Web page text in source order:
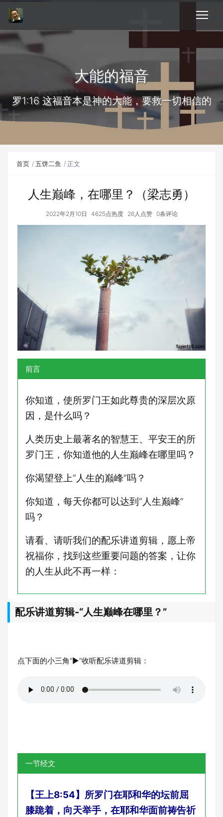
大能的福音
罗1:16 这福音本是神的大能，要救一切相信的
首页 五饼二鱼 正文
人生巅峰，在哪里？（梁志勇）
2022年2月10日 4625点热度 26人点赞 0条评论
前言
你知道，使所罗门王如此尊贵的深层次原
因，是什么吗？
人类历史上最著名的智慧王、平安王的所
罗门王，你知道他的人生巅峰在哪里吗？
你渴望登上“人生的巅峰”吗？
你知道，每天你都可以达到“人生巅峰”
吗？
请看、请听我们的配乐讲道剪辑，愿上帝
祝福你，找到这些重要问题的答案，让你
的人生从此不再一样：
配乐讲道剪辑-“人生巅峰在哪里？”
点下面的小三角“►”收听配乐讲道剪辑：
一节经文
【王上8:54】所罗门在耶和华的坛前屈
膝跪着，向天举手，在耶和华面前祷告祈